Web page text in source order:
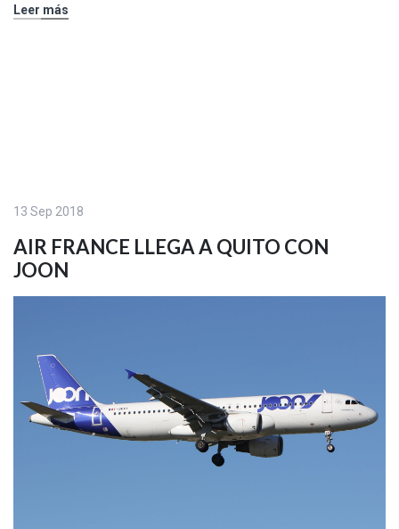
Leer más
13 Sep 2018
AIR FRANCE LLEGA A QUITO CON
JOON